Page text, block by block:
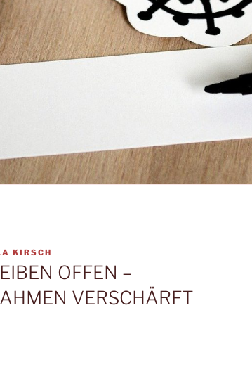
KIRSCH
OFFEN –
VERSCHÄRFT